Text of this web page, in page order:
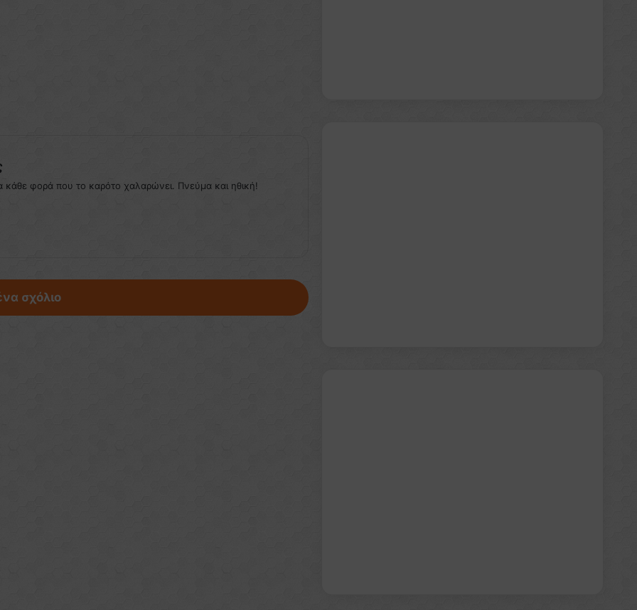
κάθε φορά που το καρότο χαλαρώνει. Πνεύμα και ηθική!
σχόλιο